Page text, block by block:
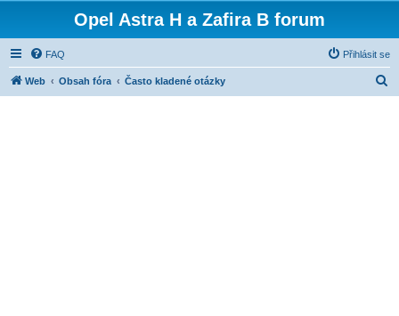
Opel Astra H a Zafira B forum
FAQ Přihlásit se
Web Obsah fóra Často kladené otázky